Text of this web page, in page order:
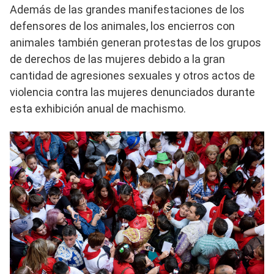
Además de las grandes manifestaciones de los
defensores de los animales, los encierros con
animales también generan protestas de los grupos
de derechos de las mujeres debido a la gran
cantidad de agresiones sexuales y otros actos de
violencia contra las mujeres denunciados durante
esta exhibición anual de machismo.